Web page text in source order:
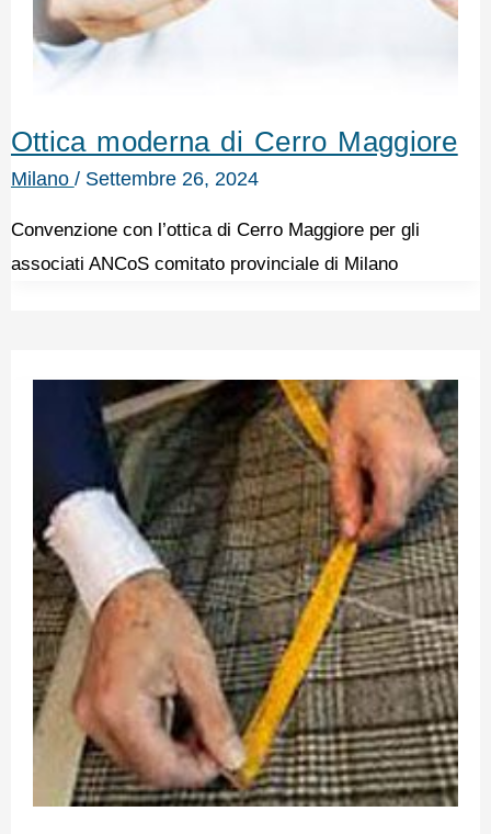
Ottica moderna di Cerro Maggiore
Milano / Settembre 26, 2024
Convenzione con l’ottica di Cerro Maggiore per gli
associati ANCoS comitato provinciale di Milano